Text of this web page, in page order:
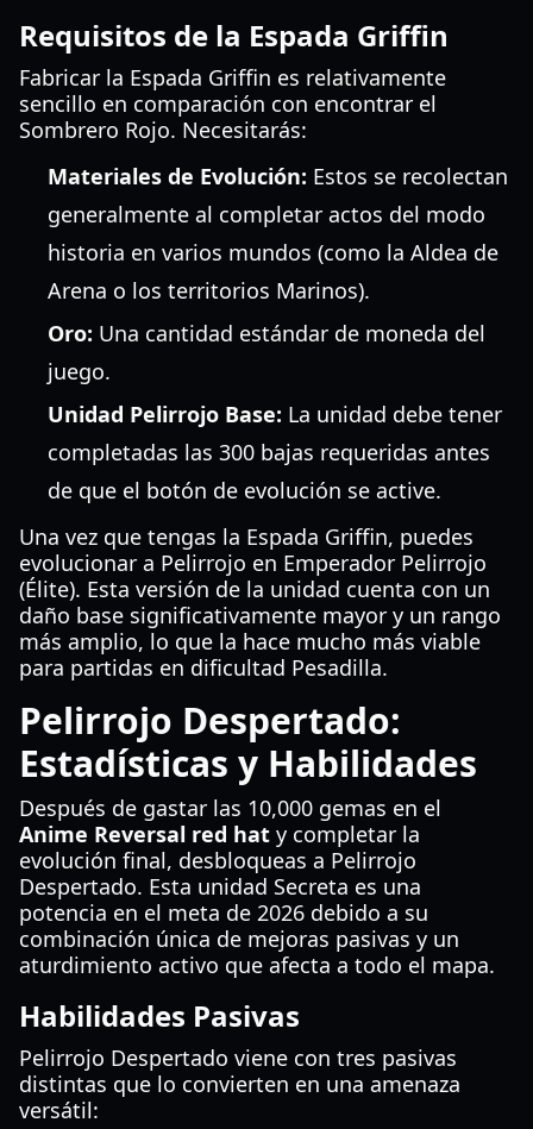
Requisitos de la Espada Griffin
Fabricar la Espada Griffin es relativamente
sencillo en comparación con encontrar el
Sombrero Rojo. Necesitarás:
Materiales de Evolución: Estos se recolectan
generalmente al completar actos del modo
historia en varios mundos (como la Aldea de
Arena o los territorios Marinos).
Oro: Una cantidad estándar de moneda del
juego.
Unidad Pelirrojo Base: La unidad debe tener
completadas las 300 bajas requeridas antes
de que el botón de evolución se active.
Una vez que tengas la Espada Griffin, puedes
evolucionar a Pelirrojo en Emperador Pelirrojo
(Élite). Esta versión de la unidad cuenta con un
daño base significativamente mayor y un rango
más amplio, lo que la hace mucho más viable
para partidas en dificultad Pesadilla.
Pelirrojo Despertado:
Estadísticas y Habilidades
Después de gastar las 10,000 gemas en el
Anime Reversal red hat y completar la
evolución final, desbloqueas a Pelirrojo
Despertado. Esta unidad Secreta es una
potencia en el meta de 2026 debido a su
combinación única de mejoras pasivas y un
aturdimiento activo que afecta a todo el mapa.
Habilidades Pasivas
Pelirrojo Despertado viene con tres pasivas
distintas que lo convierten en una amenaza
versátil: